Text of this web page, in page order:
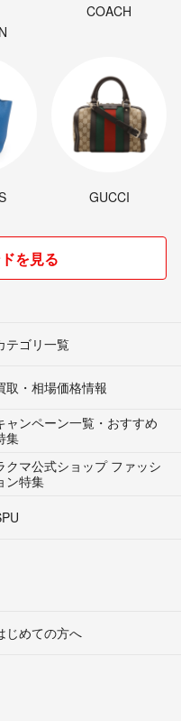
COACH
GUCCI
を見る
テゴリ一覧
取・相場価格情報
ャンペーン一覧・おすすめ
集
クマ公式ショップ ファッシ
ン特集
じめての方へ